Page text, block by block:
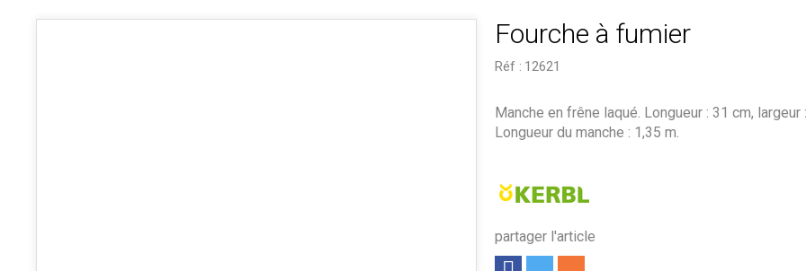
Fourche à fumier
Réf : 12621
partager l'article
Manche en frêne laqué. Longueur : 31 cm, largeur
Longueur du manche : 1,35 m.